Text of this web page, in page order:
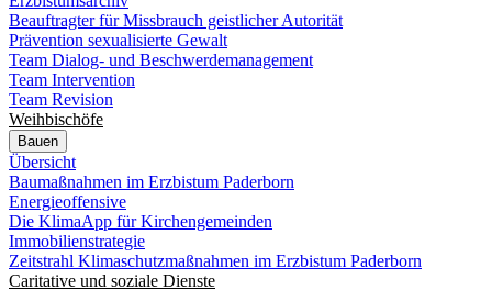
Beauftragter für Missbrauch geistlicher Autorität
Prävention sexualisierte Gewalt
Team Dialog- und Beschwerdemanagement
Team Intervention
Team Revision
Weihbischöfe
Bauen
Übersicht
Baumaßnahmen im Erzbistum Paderborn
Energieoffensive
Die KlimaApp für Kirchengemeinden
Immobilienstrategie
Zeitstrahl Klimaschutzmaßnahmen im Erzbistum Paderborn
Caritative und soziale Dienste